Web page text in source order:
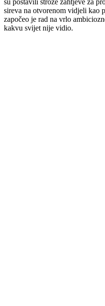
su postavili strože zahtjeve za
sireva na otvorenom vidjeli kao
započeo je rad na vrlo
kakvu svijet nije vidio.